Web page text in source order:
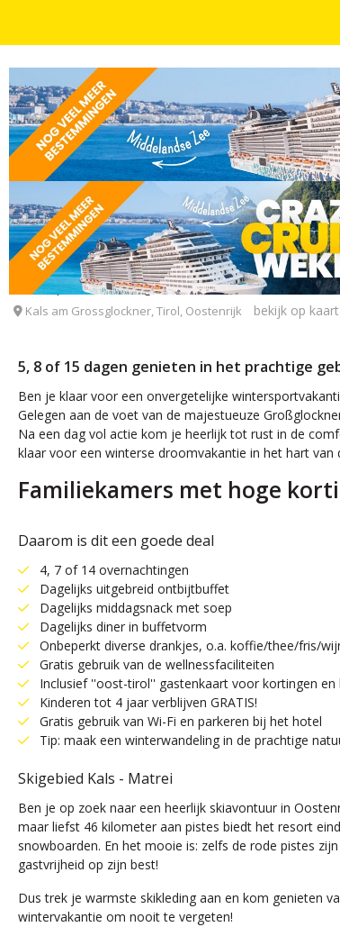
WINTERSPORTVAKANTIES DAGEN
Wintersport avonturen in het prachtige
SCOL Sporthotel Großglockner
Kals am Grossglockner, Tirol, Oostenrijk bekijk op kaart
5, 8 of 15 dagen genieten in het prachtige
Ben je klaar voor een onvergetelijke
Gelegen aan de voet van de majestueuze
Na een dag vol actie kom je heerlijk tot rust in de
klaar voor een winterse droomvakantie in het hart van
Familiekamers met hoge
Daarom is dit een goede deal
4, 7 of 14 overnachtingen
Dagelijks uitgebreid ontbijtbuffet
Dagelijks middagsnack met soep
Dagelijks diner in buffetvorm
Onbeperkt diverse drankjes, o.a. koffie/thee/fris/
Gratis gebruik van de wellnessfaciliteiten
Inclusief ''oost-tirol'' gastenkaart voor kortingen en
Kinderen tot 4 jaar verblijven GRATIS!
Gratis gebruik van Wi-Fi en parkeren bij het hotel
Tip: maak een winterwandeling in de prachtige
Skigebied Kals - Matrei
Ben je op zoek naar een heerlijk skiavontuur in
maar liefst 46 kilometer aan pistes biedt het resort
snowboarden. En het mooie is: zelfs de rode pistes
gastvrijheid op zijn best!
Dus trek je warmste skikleding aan en kom genieten
wintervakantie om nooit te vergeten!